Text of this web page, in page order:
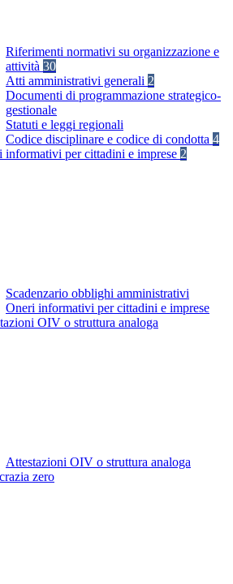
Riferimenti normativi su organizzazione e
attività 30
Atti amministrativi generali 2
Documenti di programmazione strategico-
gestionale
Statuti e leggi regionali
Codice disciplinare e codice di condotta 4
informativi per cittadini e imprese 2
Scadenzario obblighi amministrativi
Oneri informativi per cittadini e imprese
OIV o struttura analoga
Attestazioni OIV o struttura analoga
zero